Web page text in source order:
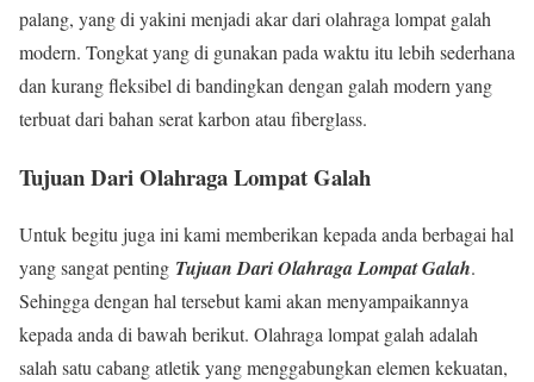
palang, yang di yakini menjadi akar dari olahraga lompat galah
modern. Tongkat yang di gunakan pada waktu itu lebih sederhana
dan kurang fleksibel di bandingkan dengan galah modern yang
terbuat dari bahan serat karbon atau fiberglass.
Tujuan Dari Olahraga Lompat Galah
Untuk begitu juga ini kami memberikan kepada anda berbagai hal
yang sangat penting Tujuan Dari Olahraga Lompat Galah.
Sehingga dengan hal tersebut kami akan menyampaikannya
kepada anda di bawah berikut. Olahraga lompat galah adalah
salah satu cabang atletik yang menggabungkan elemen kekuatan,